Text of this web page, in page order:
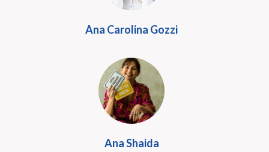
Ana Carolina Gozzi
Ana Shaida